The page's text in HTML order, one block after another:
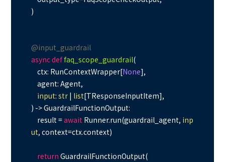
)
@input_guardrail
asyncdeffaq_scope_guardrail(
    ctx: RunContextWrapper[
None],
input: str | list
) -> GuardrailFunctionOutput:
    result =
await Runner.run(guardrail_agent, inp
ut, context=ctx.context)
return GuardrailFunctionOutput(